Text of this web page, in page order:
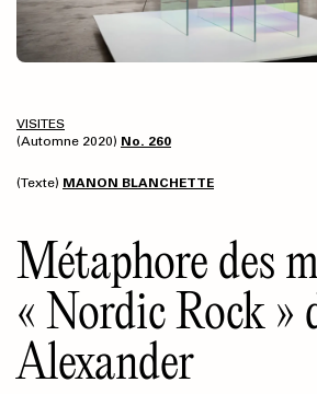
VISITES
(Automne 2020) No. 260
(Texte) MANON BLANCHETTE
Métaphore des
« Nordic Rock »
Alexander